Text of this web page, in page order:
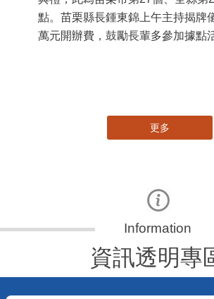
點。苗栗縣長鍾東錦上午主持揭牌
萬元開辦費，鼓勵長輩多參加據點
更多
資訊透明專